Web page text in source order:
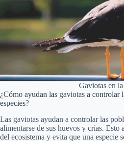
Gaviotas en
¿Cómo ayudan las gaviotas a controlar
especies?
Las gaviotas ayudan a controlar las
alimentarse de sus huevos y crías.
del ecosistema y evita que una especie